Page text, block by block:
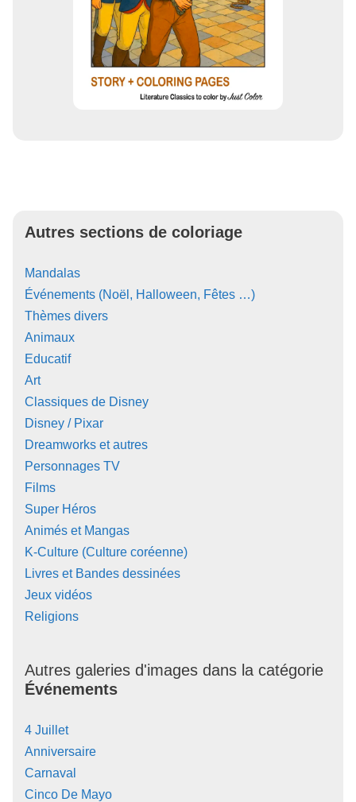
Autres sections de coloriage
Mandalas
Événements (Noël, Halloween, Fêtes …)
Thèmes divers
Animaux
Educatif
Art
Classiques de Disney
Disney / Pixar
Dreamworks et autres
Personnages TV
Films
Super Héros
Animés et Mangas
K-Culture (Culture coréenne)
Livres et Bandes dessinées
Jeux vidéos
Religions
Autres galeries d'images dans la catégorie
Événements
4 Juillet
Anniversaire
Carnaval
Cinco De Mayo